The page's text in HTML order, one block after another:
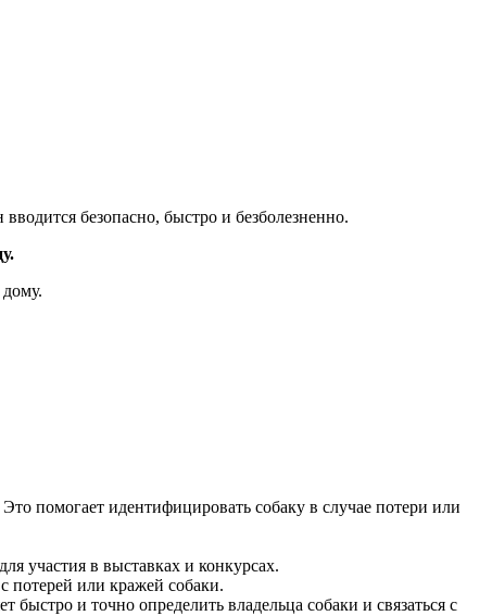
безопасно, быстро и безболезненно.
помогает идентифицировать собаку в случае потери или
участия в выставках и конкурсах.
потерей или кражей собаки.
и точно определить владельца собаки и связаться с